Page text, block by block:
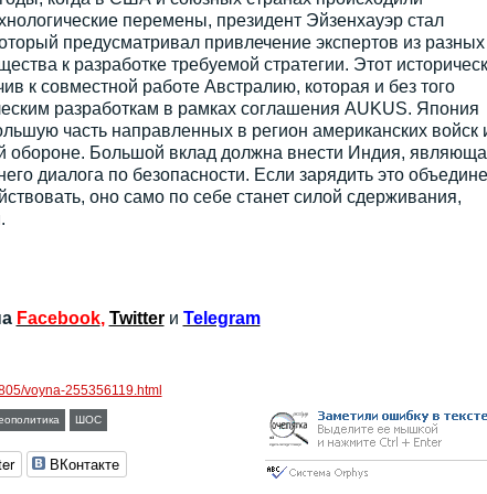
перемены, президент Эйзенхауэр стал
предусматривал привлечение экспертов из разных
к разработке требуемой стратегии. Этот
к совместной работе Австралию, которая и без того
разработкам в рамках соглашения AUKUS. Япония
часть направленных в регион американских войск
обороне. Большой вклад должна внести Индия,
диалога по безопасности. Если зарядить это
оно само по себе станет силой сдерживания,
Facebook, Twitter и Telegram
voyna-255356119.html
ШОС
ВКонтакте